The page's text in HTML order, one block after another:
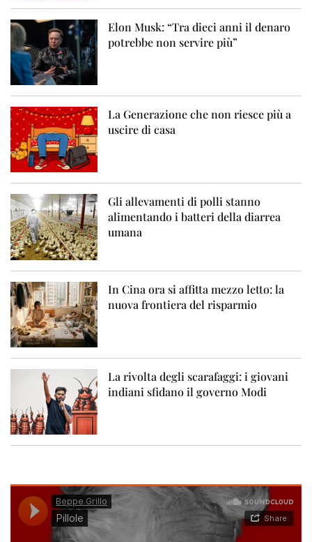
Elon Musk: “Tra dieci anni il denaro
potrebbe non servire più”
La Generazione che non riesce più a
uscire di casa
Gli allevamenti di polli stanno
alimentando i batteri della diarrea
umana
In Cina ora si affitta mezzo letto: la
nuova frontiera del risparmio
La rivolta degli scarafaggi: i giovani
indiani sfidano il governo Modi